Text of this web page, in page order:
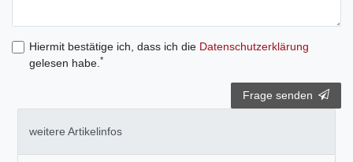
Hiermit bestätige ich, dass ich die Daten­schutz­erklärung
gelesen habe. *
Frage senden
weitere Artikelinfos